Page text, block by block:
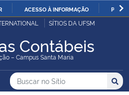
IR
O
ACESSO À INFORMAÇÃO
Pública
SÍTIOS DA UFSM
Contábeis
– Campus Santa Maria
do Sítio
Busca
Buscar no no Sítio
Busca: